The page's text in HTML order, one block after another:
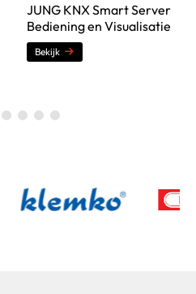
JUNG KNX Smart Server
Bediening en Visualisatie
Bekijk